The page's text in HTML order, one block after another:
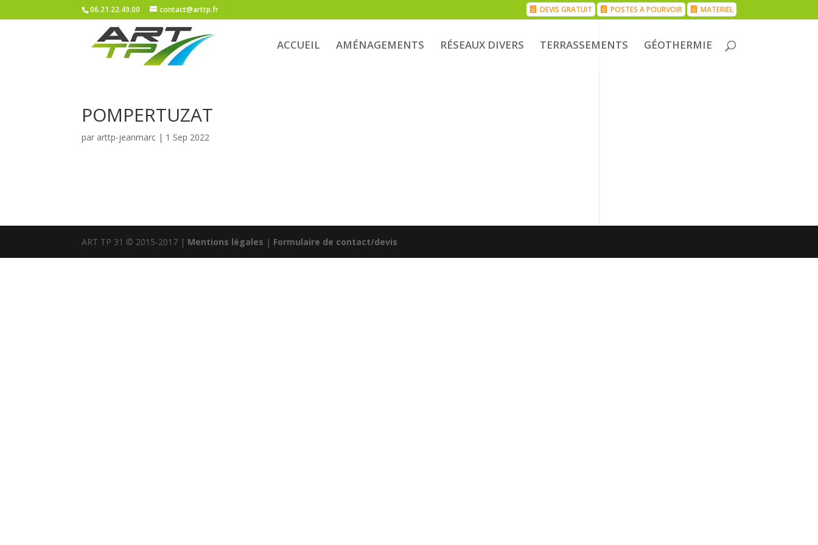
06.21.22.49.00 contact@arttp.fr DEVIS GRATUIT POSTES A POURVOIR MATERIEL
ACCUEIL AMÉNAGEMENTS RÉSEAUX DIVERS TERRASSEMENTS GÉOTHERMIE
POMPERTUZAT
par arttp-jeanmarc | 1 Sep 2022
ART TP 31 © 2015-2017 | Mentions légales | Formulaire de contact/devis